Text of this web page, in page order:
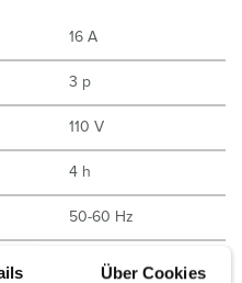
Über Cookies
16 A
3 p
110 V
4 h
50-60 Hz